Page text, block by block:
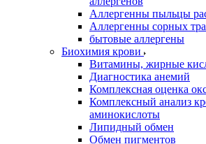
Аллергенны пыльцы
Аллергенны сорных
бытовые аллергены
Биохимия крови
Витамины, жирные
Диагностика анемий
Комплексная оценка
Комплексный анализ
аминокислоты
Липидный обмен
Обмен пигментов